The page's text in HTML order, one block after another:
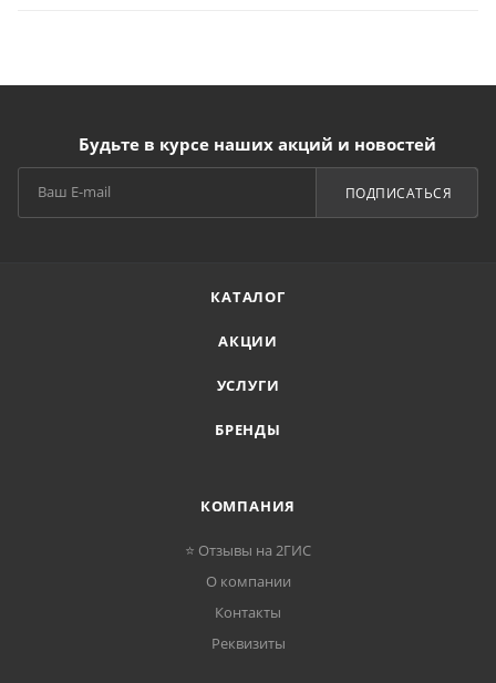
Будьте в курсе наших акций и новостей
ПОДПИСАТЬСЯ
КАТАЛОГ
АКЦИИ
УСЛУГИ
БРЕНДЫ
КОМПАНИЯ
⭐ Отзывы на 2ГИС
О компании
Контакты
Реквизиты